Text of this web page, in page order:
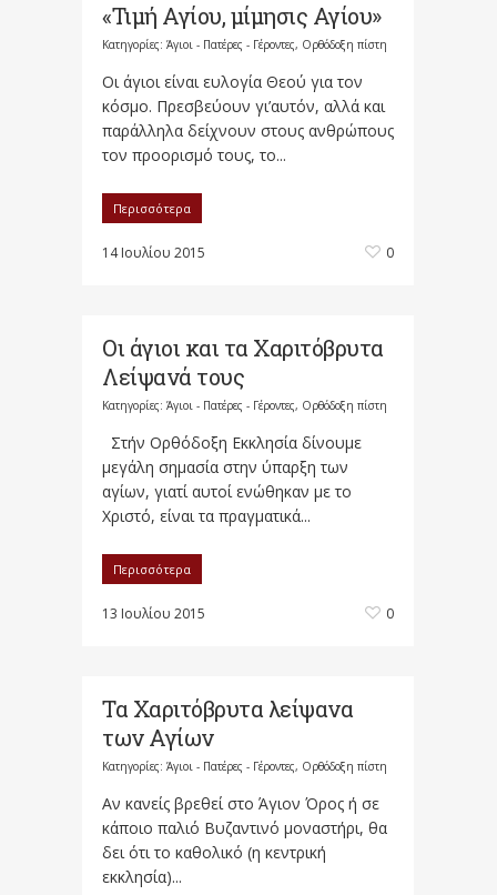
«Τιμή Αγίου, μίμησις Αγίου»
Κατηγορίες: Άγιοι - Πατέρες - Γέροντες, Ορθόδοξη πίστη
Οι άγιοι είναι ευλογία Θεού για τον
κόσμο. Πρεσβεύουν γι’αυτόν, αλλά και
παράλληλα δείχνουν στους ανθρώπους
τον προορισμό τους, το...
Περισσότερα
14 Ιουλίου 2015 0
Οι άγιοι και τα Χαριτόβρυτα
Λείψανά τους
Κατηγορίες: Άγιοι - Πατέρες - Γέροντες, Ορθόδοξη πίστη
Στήν Ορθόδοξη Εκκλησία δίνουμε
μεγάλη σημασία στην ύπαρξη των
αγίων, γιατί αυτοί ενώθηκαν με το
Χριστό, είναι τα πραγματικά...
Περισσότερα
13 Ιουλίου 2015 0
Τα Χαριτόβρυτα λείψανα
των Αγίων
Κατηγορίες: Άγιοι - Πατέρες - Γέροντες, Ορθόδοξη πίστη
Αν κανείς βρεθεί στο Άγιον Όρος ή σε
κάποιο παλιό Βυζαντινό μοναστήρι, θα
δει ότι το καθολικό (η κεντρική
εκκλησία)...